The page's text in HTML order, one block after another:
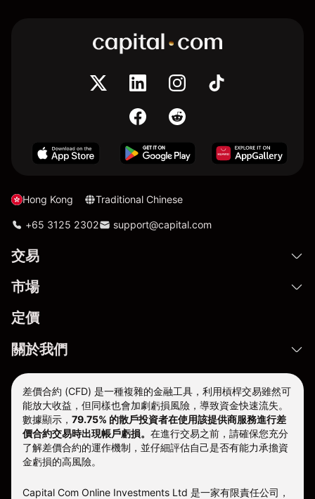
Hong Kong Traditional Chinese
+65 3125 2302 support@capital.com
交易
市場
定價
關於我們
差價合約 (CFD) 是一種複雜的金融工具，利用槓桿交易雖然可
能放大收益，但同樣也會加劇虧損風險，導致資金快速流失。
數據顯示， 79.75% 的散戶投資者在使用該提供商服務進行差
價合約交易時出現帳戶虧損。 在進行交易之前，請確保您充分
了解差價合約的運作機制，並仔細評估自己是否有能力承擔資
金虧損的高風險。
Capital Com Online Investments Ltd 是一家有限責任公司，